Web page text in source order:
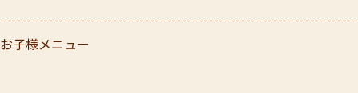
お子様メニュー